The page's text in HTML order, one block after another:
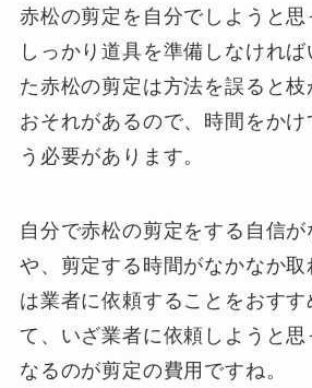
赤松の剪定を自分でしようと思
しっかり道具を準備しなければ
た赤松の剪定は方法を誤ると枝
おそれがあるので、時間をか
う必要があります。
自分で赤松の剪定をする自信
や、剪定する時間がなかなか
は業者に依頼することをおすす
て、いざ業者に依頼しようと
なるのが剪定の費用ですね。